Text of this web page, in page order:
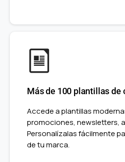
Más de 100 plantillas de
Accede a plantillas
promociones, newsletters,
Personalízalas fácilmente
de tu marca.